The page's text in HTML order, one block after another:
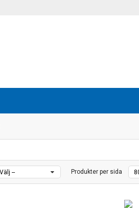
Produkter per sida